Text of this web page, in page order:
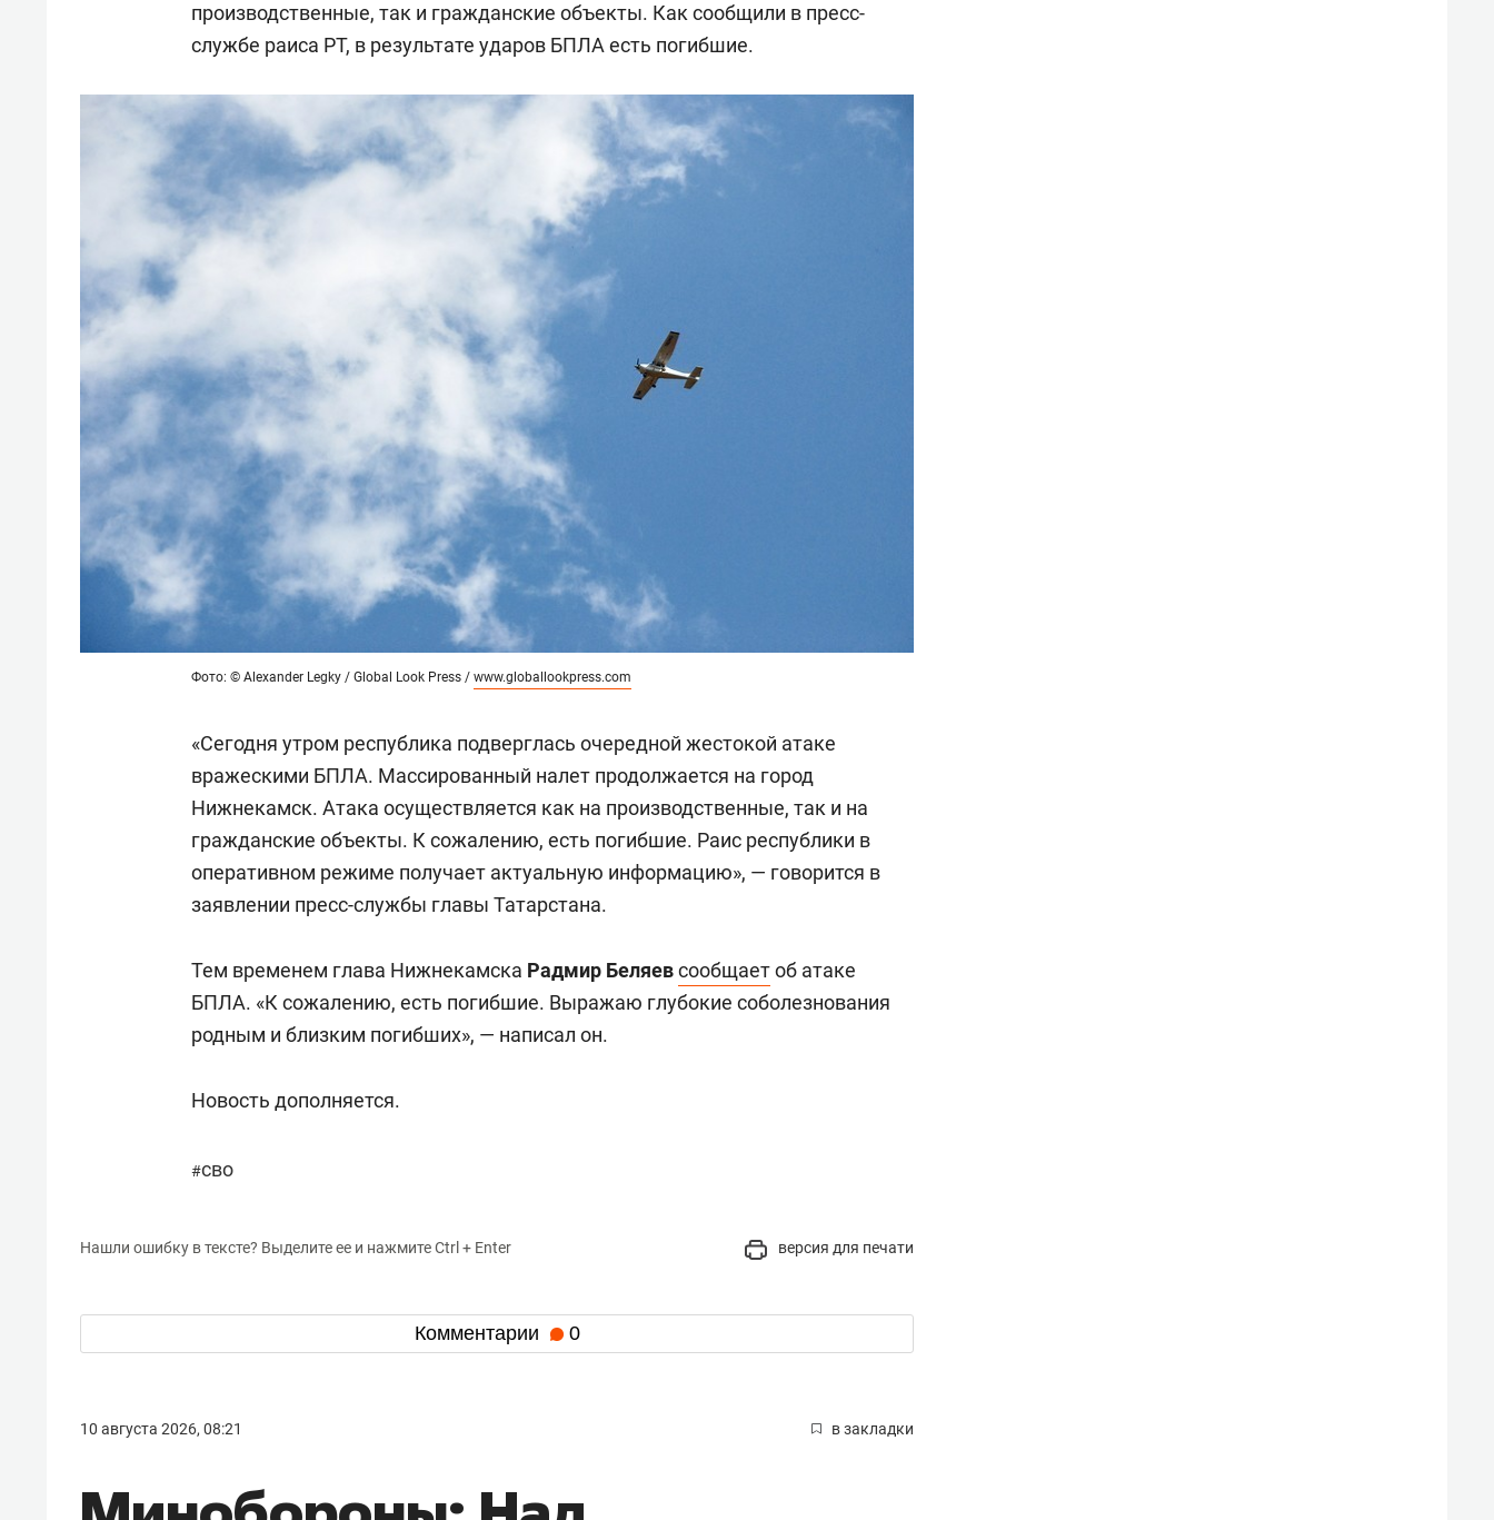
производственные, так и гражданские объекты. Как сообщили в пресс-
службе раиса РТ, в результате ударов БПЛА есть погибшие.
Фото: © Alexander Legky / Global Look Press / www.globallookpress.com
«Сегодня утром республика подверглась очередной жестокой атаке
вражескими БПЛА. Массированный налет продолжается на город
Нижнекамск. Атака осуществляется как на производственные, так и на
гражданские объекты. К сожалению, есть погибшие. Раис республики в
оперативном режиме получает актуальную информацию», — говорится в
заявлении пресс-службы главы Татарстана.
Тем временем глава Нижнекамска Радмир Беляевсообщаетоб атаке
БПЛА. «К сожалению, есть погибшие. Выражаю глубокие соболезнования
родным и близким погибших», — написал он.
Новость дополняется.
#сво
Нашли ошибку в тексте? Выделите ее и нажмите Ctrl + Enter версия для печати
Комментарии 0
10 августа 2026, 08:21 в закладки